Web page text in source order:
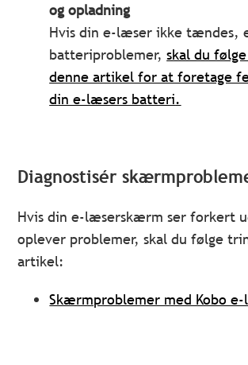
og opladning
Hvis din e-læser ikke tændes,
batteriproblemer,skal du
denne artikel for at foretage
din e-læsers batteri.
Diagnostisér
Hvis din e-læserskærm ser forkert
oplever problemer, skal du følge
artikel:
Skærmproblemer med Kobo